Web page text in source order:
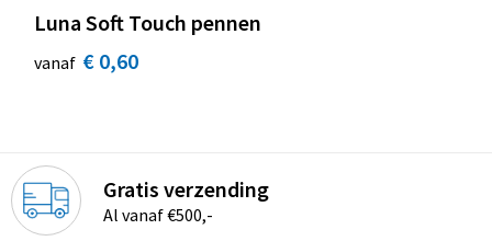
Luna Soft Touch pennen
vanaf € 0,60
Gratis verzending
Al vanaf €500,-